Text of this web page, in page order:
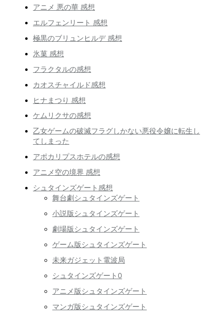
アニメ 悪の華 感想
エルフェンリート 感想
極黒のブリュンヒルデ 感想
氷菓 感想
フラクタルの感想
カオスチャイルド感想
ヒナまつり 感想
ケムリクサの感想
乙女ゲームの破滅フラグしかない悪役令嬢に転生し
てしまった
アポカリプスホテルの感想
アニメ空の境界 感想
シュタインズゲート感想
舞台劇シュタインズゲート
小説版シュタインズゲート
劇場版シュタインズゲート
ゲーム版シュタインズゲート
未来ガジェット電波局
シュタインズゲート0
アニメ版シュタインズゲート
マンガ版シュタインズゲート